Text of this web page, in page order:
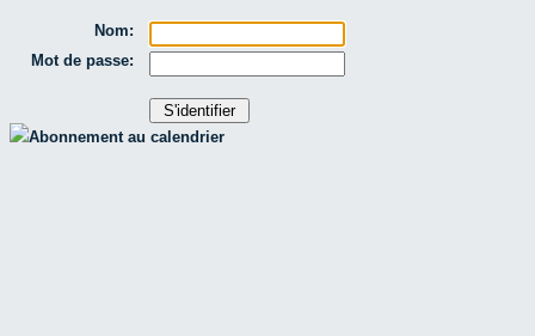
Nom:
Mot de passe:
Abonnement au calendrier